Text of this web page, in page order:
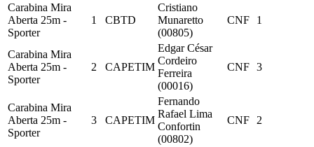
Carabina Mira
Aberta 25m -
Sporter
1 CBTD
Cristiano
Munaretto
(00805)
CNF 1
Carabina Mira
Aberta 25m -
Sporter
2 CAPETIM
Edgar César
Cordeiro
Ferreira
(00016)
CNF 3
Carabina Mira
Aberta 25m -
Sporter
3 CAPETIM
Fernando
Rafael Lima
Confortin
(00802)
CNF 2